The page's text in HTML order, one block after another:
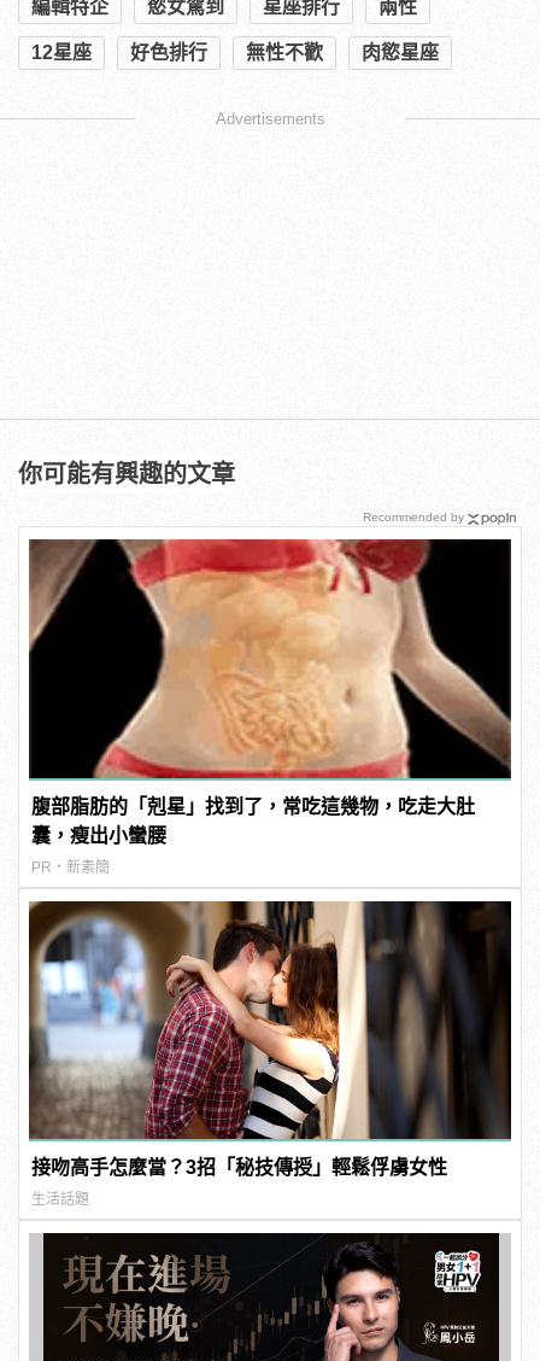
編輯特企 慾女駕到 星座排行 兩性
12星座 好色排行 無性不歡 肉慾星座
Advertisements
你可能有興趣的文章
腹部脂肪的「剋星」找到了，常吃這幾物，吃走大肚
囊，瘦出小蠻腰
PR・新素簡
接吻高手怎麼當？3招「秘技傳授」輕鬆俘虜女性
生活話題
Recommended by